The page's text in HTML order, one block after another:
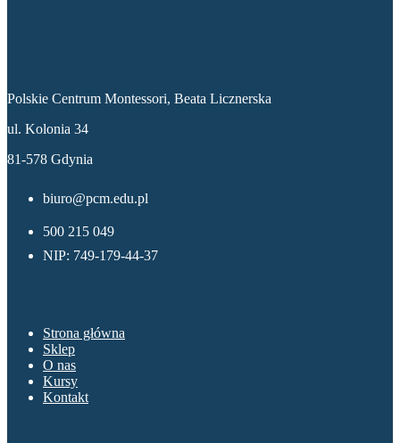
Polskie Centrum Montessori, Beata Licznerska
ul. Kolonia 34
81-578 Gdynia
biuro@pcm.edu.pl
500 215 049
NIP: 749-179-44-37
Strona główna
Sklep
O nas
Kursy
Kontakt